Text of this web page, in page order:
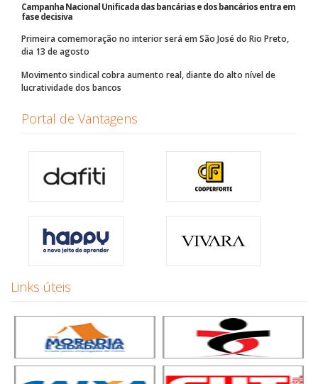
Campanha Nacional Unificada das bancárias e dos bancários entra em
fase decisiva
Primeira comemoração no interior será em São José do Rio Preto,
dia 13 de agosto
Movimento sindical cobra aumento real, diante do alto nível de
lucratividade dos bancos
Portal de Vantagens
Links úteis